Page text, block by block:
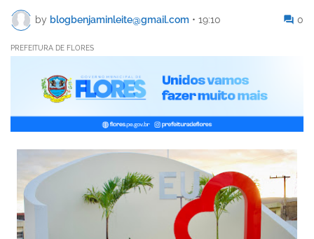
by blogbenjaminleite@gmail.com • 19:10 0
PREFEITURA DE FLORES